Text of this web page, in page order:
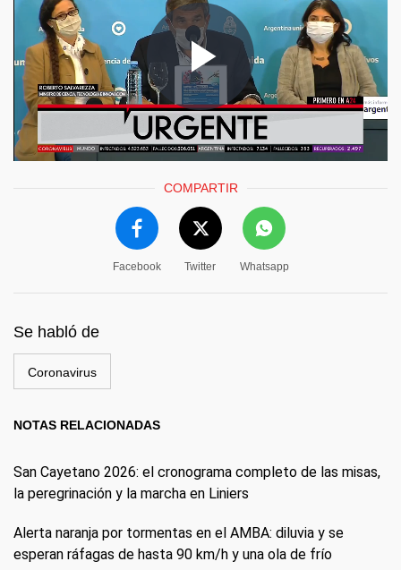
COMPARTIR
Facebook Twitter Whatsapp
Se habló de
Coronavirus
NOTAS RELACIONADAS
San Cayetano 2026: el cronograma completo de las misas,
la peregrinación y la marcha en Liniers
Alerta naranja por tormentas en el AMBA: diluvia y se
esperan ráfagas de hasta 90 km/h y una ola de frío